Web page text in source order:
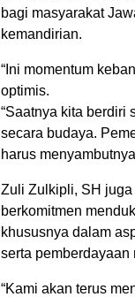
bagi masyarakat
kemandirian.
“Ini momentum
optimis.
“Saatnya kita berdiri
secara budaya.
harus
Zuli Zulkipli, SH
berkomitmen
khususnya dalam
serta pemberdayaan
“Kami akan terus